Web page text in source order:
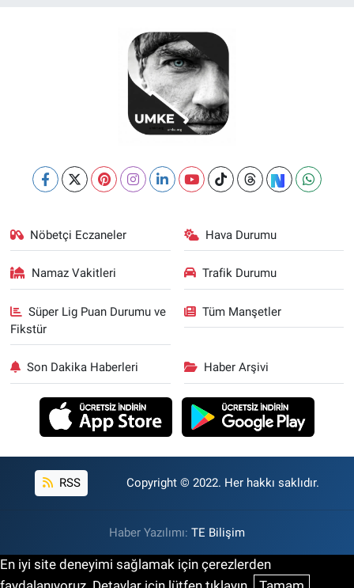
Nöbetçi Eczaneler Hava Durumu
Namaz Vakitleri Trafik Durumu
Süper Lig Puan Durumu ve
Fikstür
Tüm Manşetler
Son Dakika Haberleri Haber Arşivi
RSS Copyright © 2022. Her hakkı saklıdır.
Haber Yazılımı: TE Bilişim
En iyi site deneyimi sağlamak için çerezlerden